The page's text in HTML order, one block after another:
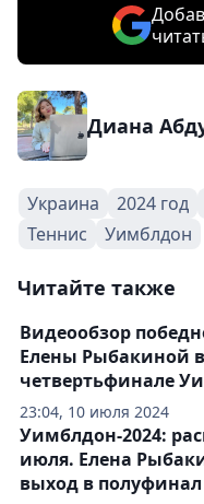
Диана
Украина 2024 год
Теннис
Уимблдон
Читайте также
23:04, 10 июля 2024
Видеообзор
Елены Рыбакиной в
четвертьфинале
Уимблдон-2024:
июля. Елена
выход в полуфинал